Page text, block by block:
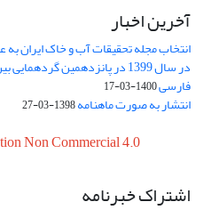
آخرین اخبار
انتخاب مجله تحقیقات آب و خاک ایران به
در سال 1399 در پانزدهمین
فارسی1400-03-17
انتشار به صورت ماهنامه1398-03-27
Non Commercial 4.0
اشتراک خبرنامه